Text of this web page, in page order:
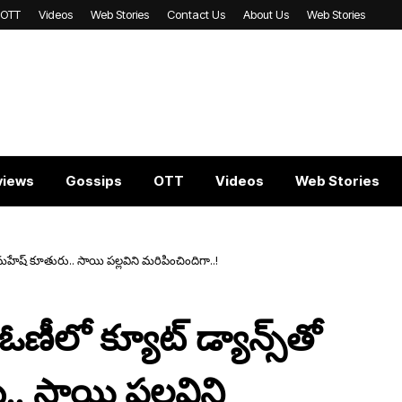
OTT Videos Web Stories Contact Us About Us Web Stories
Gossips OTT Videos Web Stories
మ‌హేష్ కూతురు.. సాయి ప‌ల్ల‌విని మ‌రిపించిందిగా..!
ఓణీలో క్యూట్ డ్యాన్స్‌తో
సాయి ప‌ల్ల‌విని